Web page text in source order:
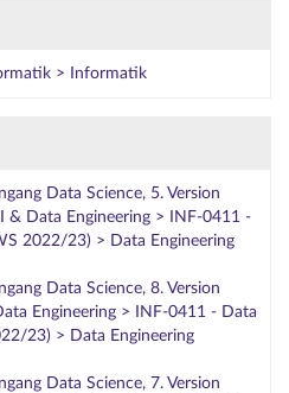
> Informatik
Data Science, 5. Version
& Data Engineering > INF-0411 -
2022/23) > Data Engineering
Data Science, 8. Version
Engineering > INF-0411 - Data
23) > Data Engineering
Data Science, 7. Version